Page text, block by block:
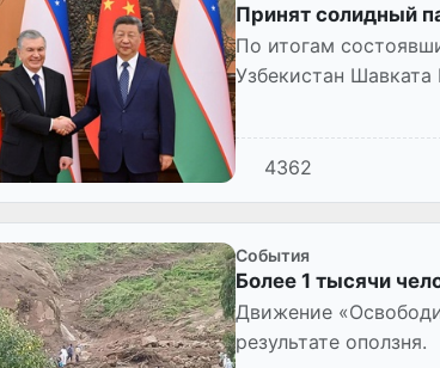
Принят солидный
По итогам
Узбекистан
4362
Cобытия
Более 1 тысячи
Движение
результате оползня.